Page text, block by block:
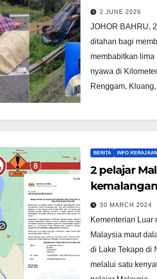
Kluang
2 JUNE 2026
JOHOR BAHRU,
ditahan bagi
membabitkan
nyawa di
Renggam,
BERITA INFO KERAJAAN
2 pelajar
Wisma Putra
30 MARCH 2024
Kementerian Luar
Malaysia maut
di Lake Tekapo di
melalui satu